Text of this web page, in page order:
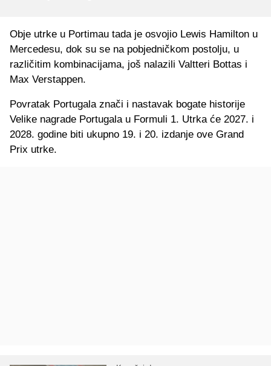
Obje utrke u Portimau tada je osvojio Lewis Hamilton u
Mercedesu, dok su se na pobjedničkom postolju, u
različitim kombinacijama, još nalazili Valtteri Bottas i
Max Verstappen.
Povratak Portugala znači i nastavak bogate historije
Velike nagrade Portugala u Formuli 1. Utrka će 2027. i
2028. godine biti ukupno 19. i 20. izdanje ove Grand
Prix utrke.